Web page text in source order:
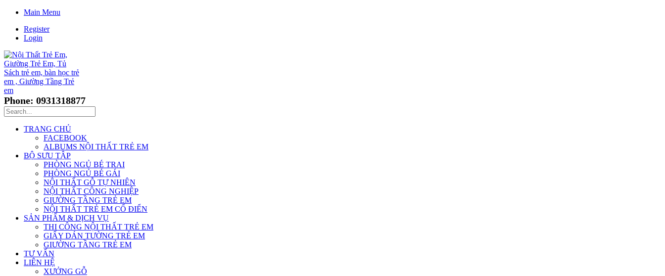
Main Menu
Register
Login
Phone: 0931318877
TRANG CHỦ
FACEBOOK
ALBUMS NỘI THẤT TRẺ EM
BỘ SƯU TẬP
PHÒNG NGỦ BÉ TRAI
PHÒNG NGỦ BÉ GÁI
NỘI THẤT GỖ TỰ NHIÊN
NỘI THẤT CÔNG NGHIỆP
GIƯỜNG TẦNG TRẺ EM
NỘI THẤT TRẺ EM CỔ ĐIỂN
SẢN PHẨM & DỊCH VỤ
THI CÔNG NỘI THẤT TRẺ EM
GIẤY DÁN TƯỜNG TRẺ EM
GIƯỜNG TẦNG TRẺ EM
TƯ VẤN
LIÊN HỆ
XƯỞNG GỖ